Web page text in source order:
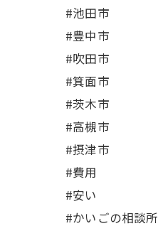
#池田市
#豊中市
#吹田市
#箕面市
#茨木市
#高槻市
#摂津市
#費用
#安い
#かいごの相談所